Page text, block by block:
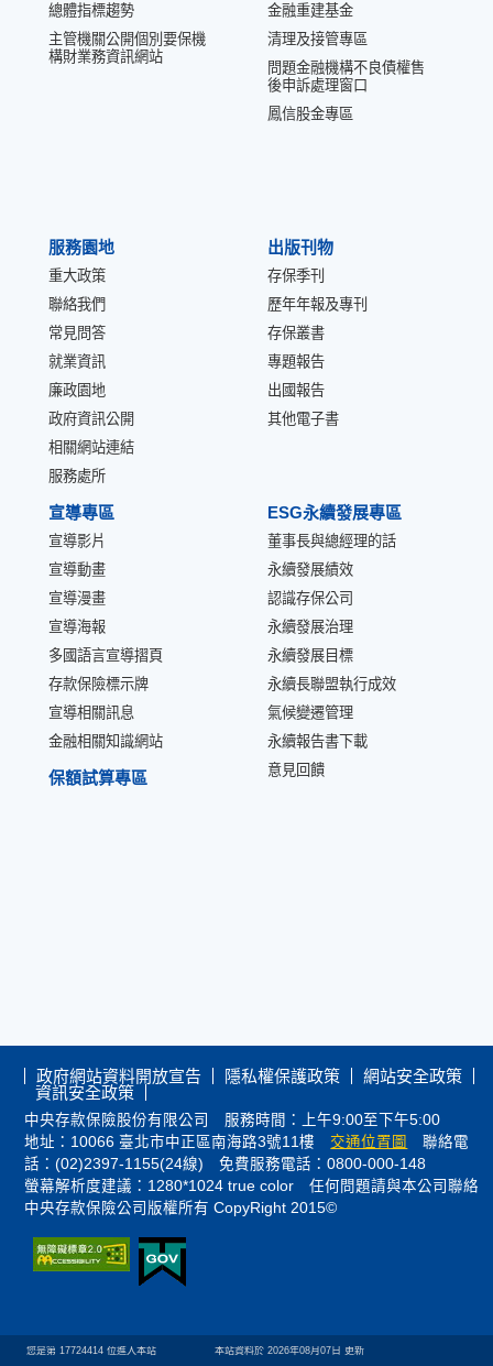
總體指標趨勢
主管機關公開個別要保機
構財業務資訊網站
金融重建基金
清理及接管專區
問題金融機構不良債權售
後申訴處理窗口
鳳信股金專區
服務園地
重大政策
聯絡我們
常見問答
就業資訊
廉政園地
政府資訊公開
相關網站連結
服務處所
出版刊物
存保季刊
歷年年報及專刊
存保叢書
專題報告
出國報告
其他電子書
宣導專區
宣導影片
宣導動畫
宣導漫畫
宣導海報
多國語言宣導摺頁
存款保險標示牌
宣導相關訊息
金融相關知識網站
ESG永續發展專區
董事長與總經理的話
永續發展績效
認識存保公司
永續發展治理
永續發展目標
永續長聯盟執行成效
氣候變遷管理
永續報告書下載
意見回饋
保額試算專區
政府網站資料開放宣告 隱私權保護政策
網站安全政策
資訊安全政策
中央存款保險股份有限公司 服務時間：上午9:00至下午5:00
地址：10066 臺北市中正區南海路3號11樓
交通位置圖
聯絡電
話：(02)2397-1155(24線) 免費服務電話：0800-000-148
螢幕解析度建議：1280*1024 true color 任何問題請與本公司聯絡
中央存款保險公司版權所有 CopyRight 2015©
您是第 17724414 位進入本站 本站資料於 2026年08月07日 更新